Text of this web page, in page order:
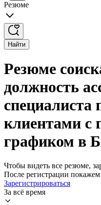
Резюме
Найти
Резюме
должность
специалиста
клиентами с
графиком в
Чтобы видеть все резюме,
После регистрации
Зарегистрироваться
За всё время